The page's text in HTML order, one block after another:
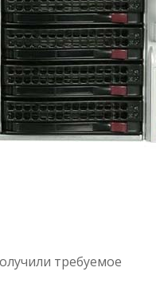
требуемое